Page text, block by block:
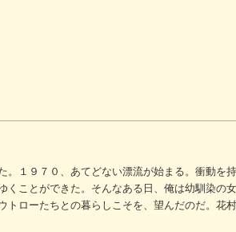
１９７０、あてどない漂流が始まる。衝動を
ことができた。そんなある日、俺は幼馴染の
ローたちとの暮らしこそを、望んだのだ。花